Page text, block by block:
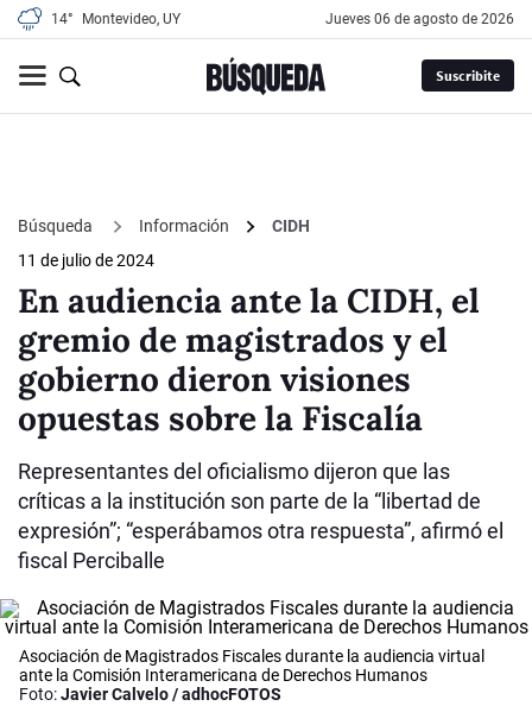
14° Montevideo, UY jueves 06 de agosto de 2026
Suscribite
Búsqueda Información
CIDH
11 de julio de 2024
En audiencia ante la CIDH, el
gremio de magistrados y el
gobierno dieron visiones
opuestas sobre la Fiscalía
Representantes del oficialismo dijeron que las
críticas a la institución son parte de la “libertad de
expresión”; “esperábamos otra respuesta”, afirmó el
fiscal Perciballe
Asociación de Magistrados Fiscales durante la audiencia virtual
ante la Comisión Interamericana de Derechos Humanos
Foto:Javier Calvelo / adhocFOTOS